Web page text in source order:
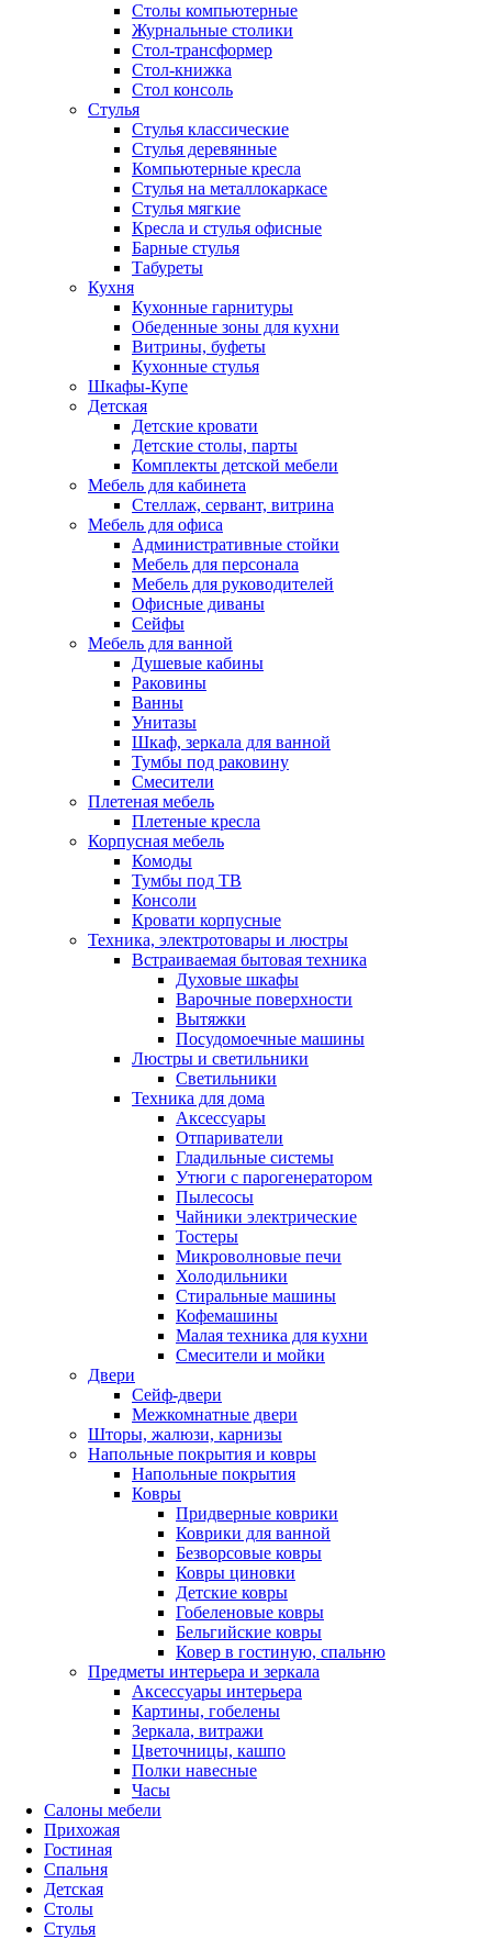
Столы компьютерные
Журнальные столики
Стол-трансформер
Стол-книжка
Стол консоль
Стулья
Стулья классические
Стулья деревянные
Компьютерные кресла
Стулья на металлокаркасе
Стулья мягкие
Кресла и стулья офисные
Барные стулья
Табуреты
Кухня
Кухонные гарнитуры
Обеденные зоны для кухни
Витрины, буфеты
Кухонные стулья
Шкафы-Купе
Детская
Детские кровати
Детские столы, парты
Комплекты детской мебели
Мебель для кабинета
Стеллаж, сервант, витрина
Мебель для офиса
Административные стойки
Мебель для персонала
Мебель для руководителей
Офисные диваны
Сейфы
Мебель для ванной
Душевые кабины
Раковины
Ванны
Унитазы
Шкаф, зеркала для ванной
Тумбы под раковину
Смесители
Плетеная мебель
Плетеные кресла
Корпусная мебель
Комоды
Тумбы под ТВ
Консоли
Кровати корпусные
Техника, электротовары и люстры
Встраиваемая бытовая техника
Духовые шкафы
Варочные поверхности
Вытяжки
Посудомоечные машины
Люстры и светильники
Светильники
Техника для дома
Аксессуары
Отпариватели
Гладильные системы
Утюги с парогенератором
Пылесосы
Чайники электрические
Тостеры
Микроволновые печи
Холодильники
Стиральные машины
Кофемашины
Малая техника для кухни
Смесители и мойки
Двери
Сейф-двери
Межкомнатные двери
Шторы, жалюзи, карнизы
Напольные покрытия и ковры
Напольные покрытия
Ковры
Придверные коврики
Коврики для ванной
Безворсовые ковры
Ковры циновки
Детские ковры
Гобеленовые ковры
Бельгийские ковры
Ковер в гостиную, спальню
Предметы интерьера и зеркала
Аксессуары интерьера
Картины, гобелены
Зеркала, витражи
Цветочницы, кашпо
Полки навесные
Часы
Салоны мебели
Прихожая
Гостиная
Спальня
Детская
Столы
Стулья